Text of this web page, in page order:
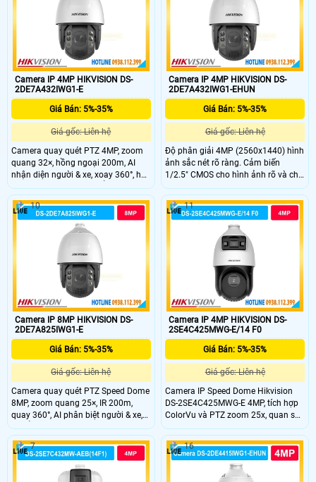
vực rộng.
Camera IP 4MP HIKVISION DS-
2DE7A432IWG1-E
Giá Bán: 5%-35%
Giá gốc: Liên hệ
Camera quay quét PTZ 4MP, zoom
quang 32×, hồng ngoại 200m, AI
nhận diện người & xe, xoay 360°, hỗ
trợ Smart Tracking, chuẩn IP67.
Camera IP 4MP HIKVISION DS-
2DE7A432IWG1-EHUN
Giá Bán: 5%-35%
Giá gốc: Liên hệ
Độ phân giải 4MP (2560x1440) hình
ảnh sắc nét rõ ràng. Cảm biến
1/2.5" CMOS cho hình ảnh rõ và chi
tiết tốt. Zoom quang 32X quan sát
xa rõ nét trong mọi điều kiện. Hồng
ngoại 200m hỗ trợ giám sát ban
đêm hiệu quả cao.
Camera IP 8MP HIKVISION DS-
2DE7A825IWG1-E
Giá Bán: 5%-35%
Giá gốc: Liên hệ
Camera quay quét PTZ Speed Dome
8MP, zoom quang 25×, IR 200m,
quay 360°, AI phân biệt người & xe,
chuẩn IP67 ngoài trời.
10
Camera IP 4MP HIKVISION DS-
2SE4C425MWG-E/14 F0
Giá Bán: 5%-35%
Giá gốc: Liên hệ
Camera IP Speed Dome Hikvision
DS-2SE4C425MWG-E 4MP, tích hợp
ColorVu và PTZ zoom 25x, quan sát
màu 24/7, IR 100m.
11
7 16